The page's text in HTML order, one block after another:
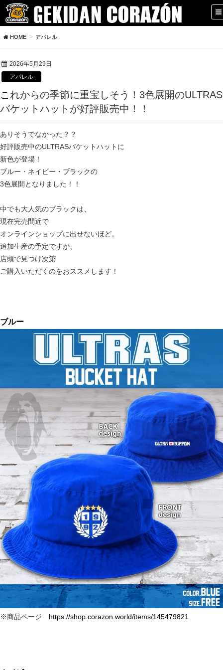
HOME アパレル
2026年5月29日
アパレル
これからの季節に重宝しそう！3色展開のULTRAS
バケットハットが好評販売中！！
ありそうでなかった？？
好評販売中のULTRASバケットハットに
新色が登場！
ブルー・ネイビー・ブラックの
3色展開となりました！！
中でも大人気のブラックは、
現在完売間近で
オンラインショップに出せないほど。
追加生産の予定ですが、
店頭で見つけ次第
ご購入いただくのをおススメします！
ブルー
※商品ページ https://shop.corazon.world/items/145479821